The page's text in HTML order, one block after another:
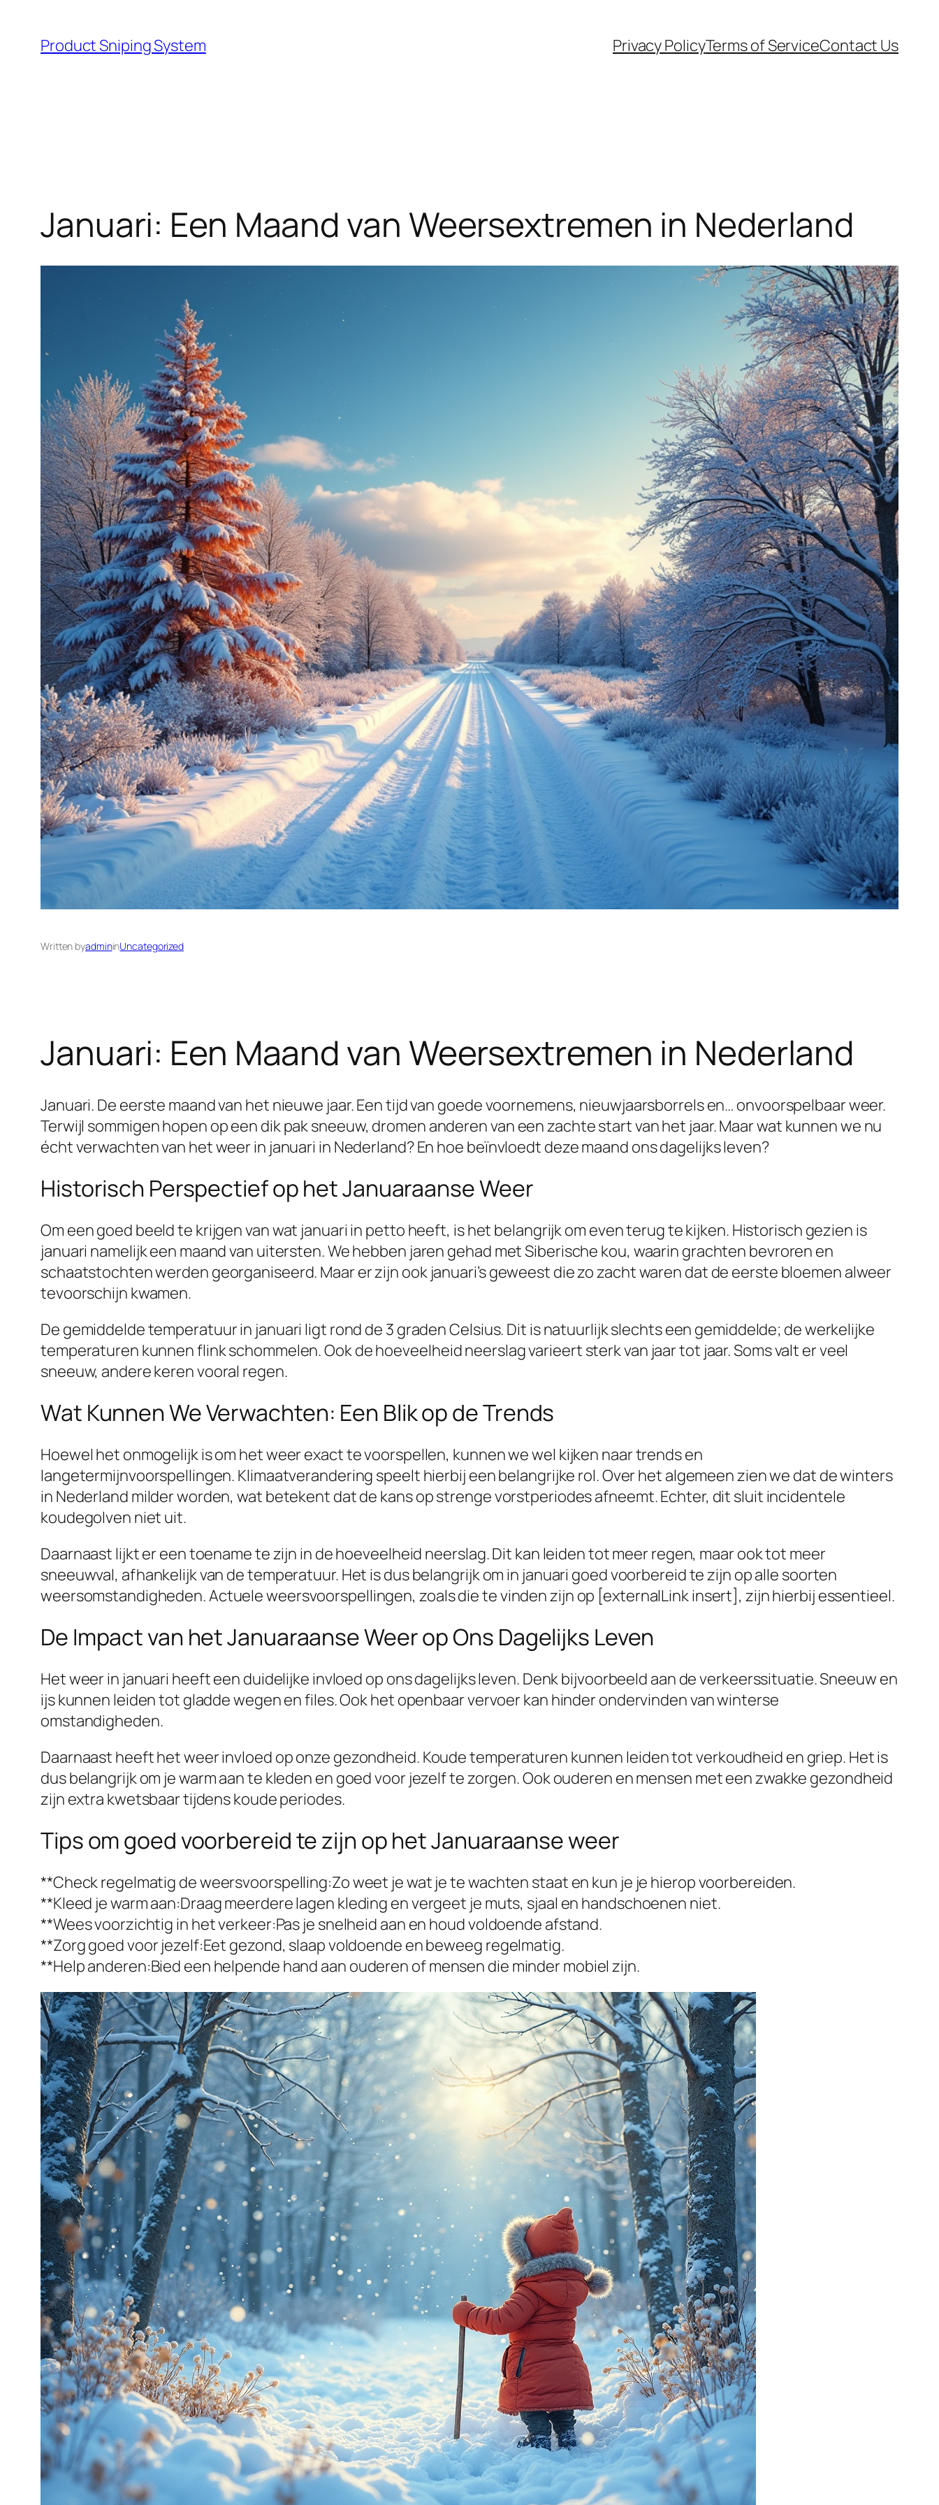
content
Product Sniping System Privacy PolicyTerms of ServiceContact Us
Januari: Een Maand van Weersextremen in Nederland
Written byadmininUncategorized
Januari: Een Maand van Weersextremen in Nederland
Januari. De eerste maand van het nieuwe jaar. Een tijd van goede voornemens, nieuwjaarsborrels en… onvoorspelbaar weer.
Terwijl sommigen hopen op een dik pak sneeuw, dromen anderen van een zachte start van het jaar. Maar wat kunnen we nu
écht verwachten van het weer in januari in Nederland? En hoe beïnvloedt deze maand ons dagelijks leven?
Historisch Perspectief op het Januaraanse Weer
Om een goed beeld te krijgen van wat januari in petto heeft, is het belangrijk om even terug te kijken. Historisch gezien is
januari namelijk een maand van uitersten. We hebben jaren gehad met Siberische kou, waarin grachten bevroren en
schaatstochten werden georganiseerd. Maar er zijn ook januari’s geweest die zo zacht waren dat de eerste bloemen alweer
tevoorschijn kwamen.
De gemiddelde temperatuur in januari ligt rond de 3 graden Celsius. Dit is natuurlijk slechts een gemiddelde; de werkelijke
temperaturen kunnen flink schommelen. Ook de hoeveelheid neerslag varieert sterk van jaar tot jaar. Soms valt er veel
sneeuw, andere keren vooral regen.
Wat Kunnen We Verwachten: Een Blik op de Trends
Hoewel het onmogelijk is om het weer exact te voorspellen, kunnen we wel kijken naar trends en
langetermijnvoorspellingen. Klimaatverandering speelt hierbij een belangrijke rol. Over het algemeen zien we dat de winters
in Nederland milder worden, wat betekent dat de kans op strenge vorstperiodes afneemt. Echter, dit sluit incidentele
koudegolven niet uit.
Daarnaast lijkt er een toename te zijn in de hoeveelheid neerslag. Dit kan leiden tot meer regen, maar ook tot meer
sneeuwval, afhankelijk van de temperatuur. Het is dus belangrijk om in januari goed voorbereid te zijn op alle soorten
weersomstandigheden. Actuele weersvoorspellingen, zoals die te vinden zijn op [externalLink insert], zijn hierbij essentieel.
De Impact van het Januaraanse Weer op Ons Dagelijks Leven
Het weer in januari heeft een duidelijke invloed op ons dagelijks leven. Denk bijvoorbeeld aan de verkeerssituatie. Sneeuw en
ijs kunnen leiden tot gladde wegen en files. Ook het openbaar vervoer kan hinder ondervinden van winterse
omstandigheden.
Daarnaast heeft het weer invloed op onze gezondheid. Koude temperaturen kunnen leiden tot verkoudheid en griep. Het is
dus belangrijk om je warm aan te kleden en goed voor jezelf te zorgen. Ook ouderen en mensen met een zwakke gezondheid
zijn extra kwetsbaar tijdens koude periodes.
Tips om goed voorbereid te zijn op het Januaraanse weer
**Check regelmatig de weersvoorspelling:Zo weet je wat je te wachten staat en kun je je hierop voorbereiden.
**Kleed je warm aan:Draag meerdere lagen kleding en vergeet je muts, sjaal en handschoenen niet.
**Wees voorzichtig in het verkeer:Pas je snelheid aan en houd voldoende afstand.
**Zorg goed voor jezelf:Eet gezond, slaap voldoende en beweeg regelmatig.
**Help anderen:Bied een helpende hand aan ouderen of mensen die minder mobiel zijn.